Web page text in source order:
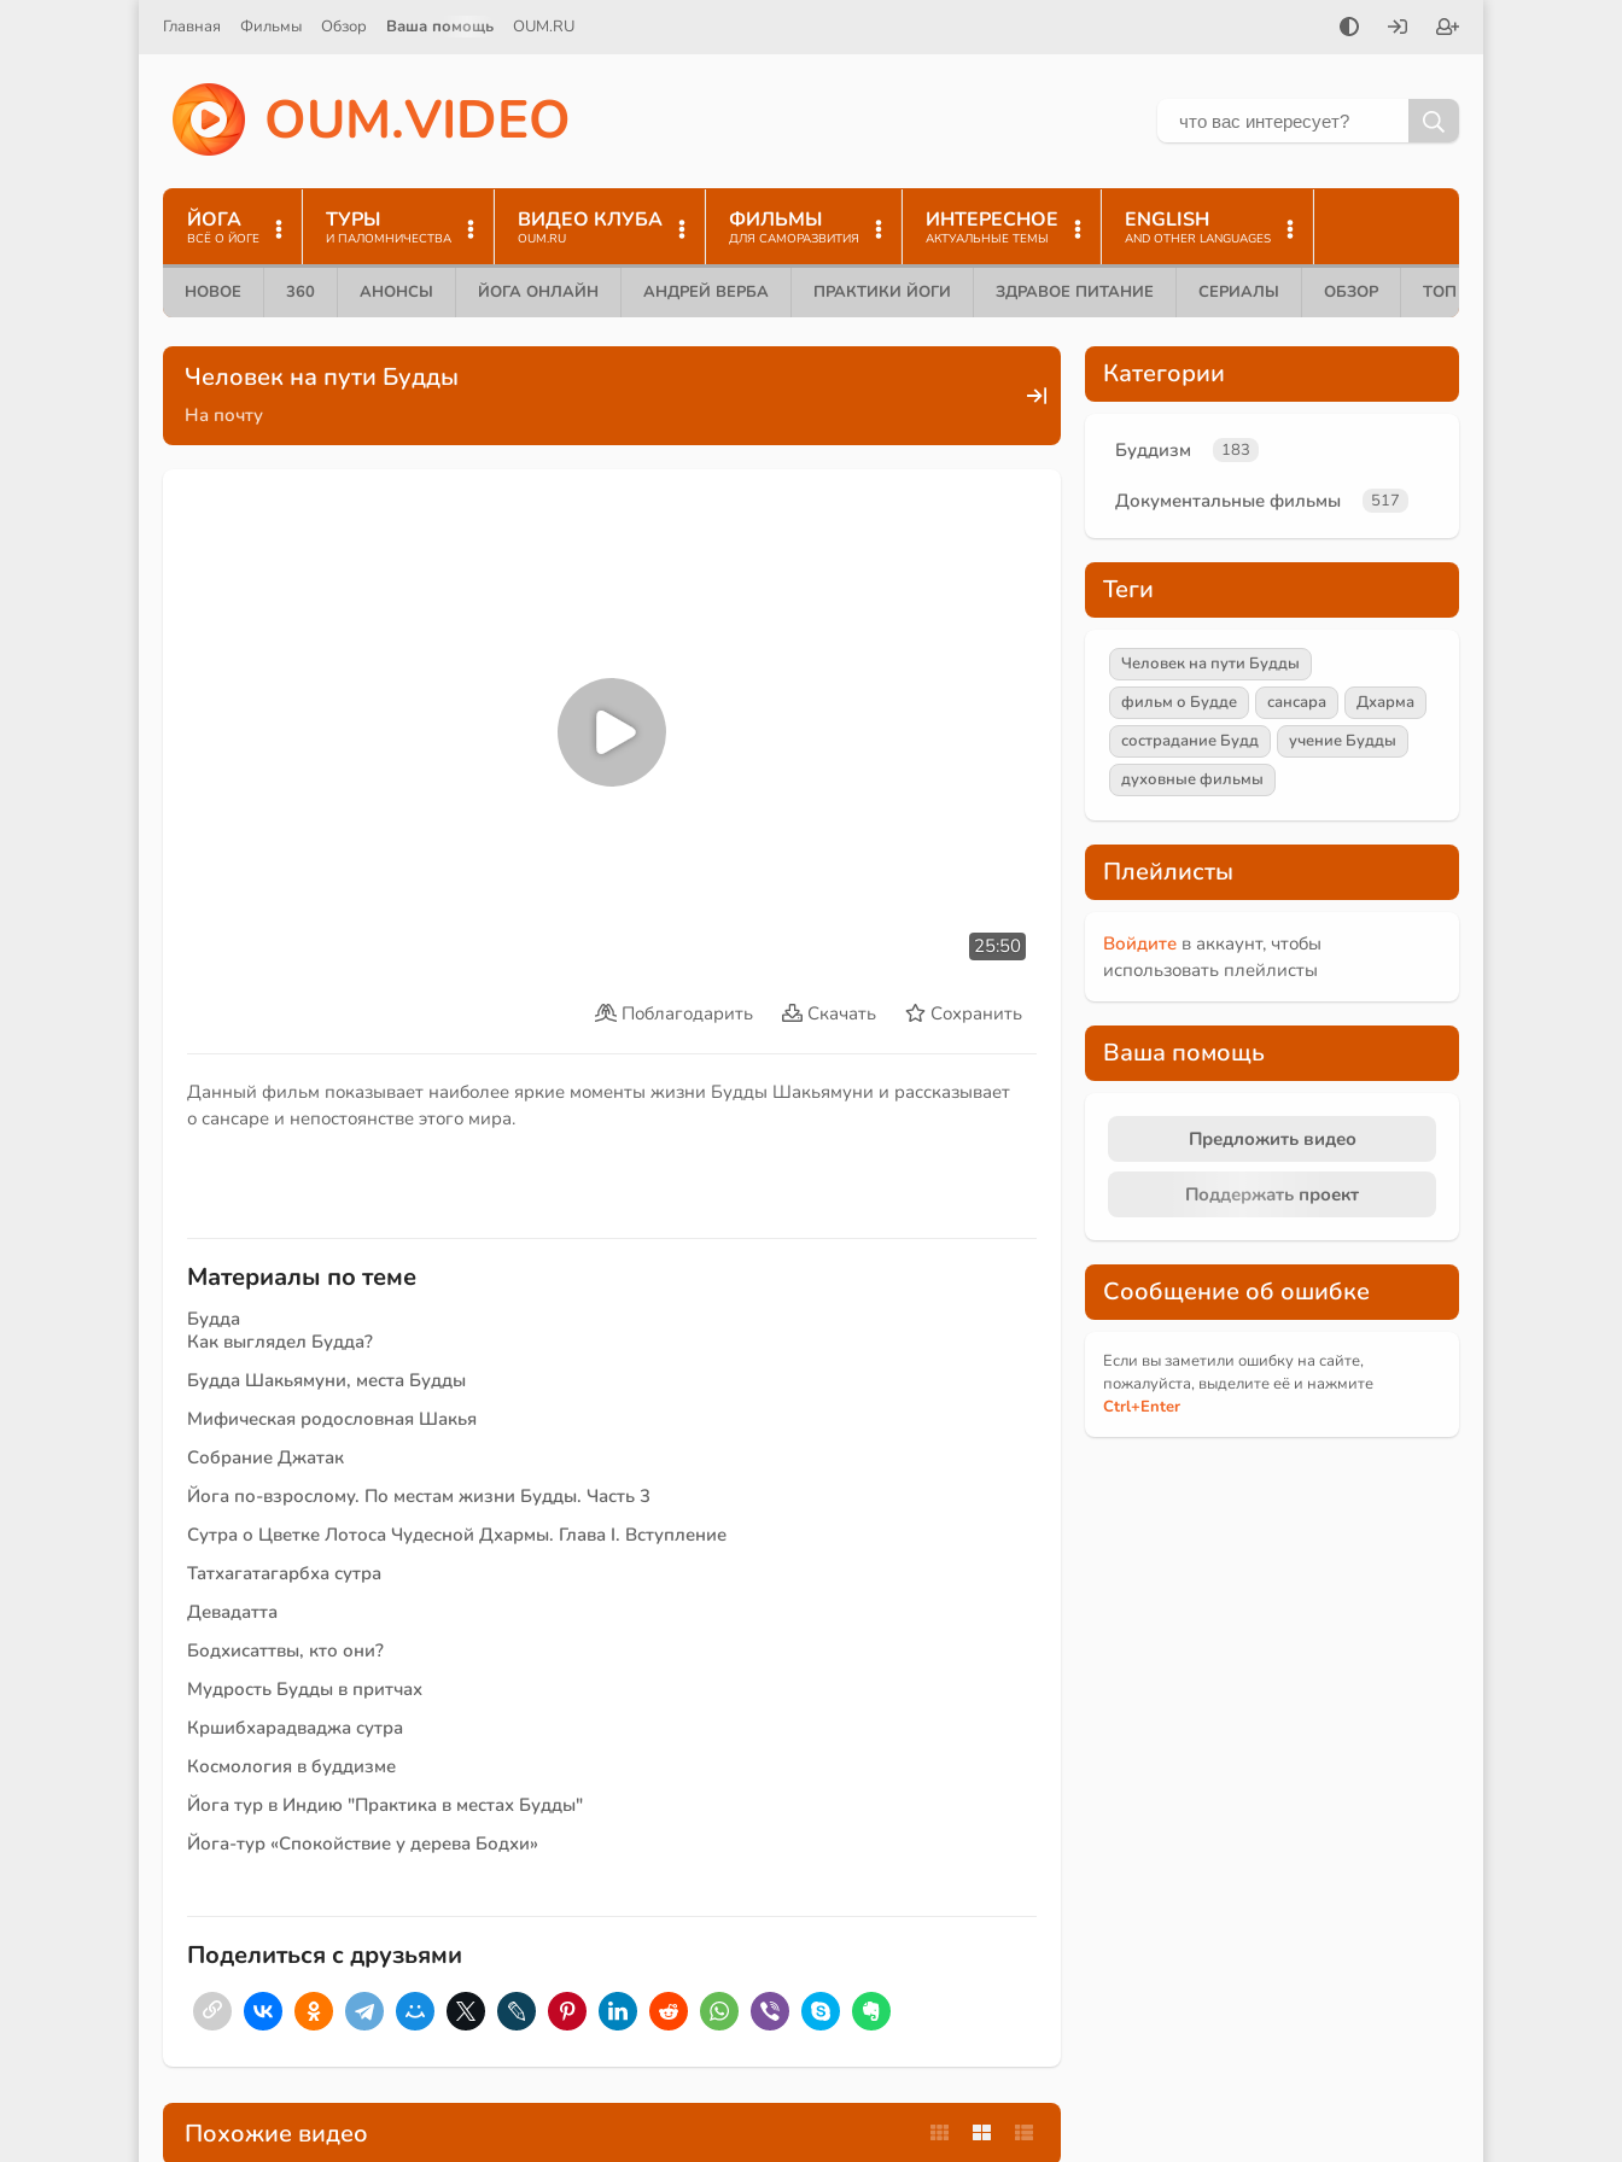
Главная Фильмы Обзор Ваша помощь OUM.RU
OUM.VIDEO
ЙОГА
ВСЁ О ЙОГЕ
ТУРЫ
И ПАЛОМНИЧЕСТВА
ВИДЕО КЛУБА
OUM.RU
ФИЛЬМЫ
ДЛЯ САМОРАЗВИТИЯ
ИНТЕРЕСНОЕ
АКТУАЛЬНЫЕ ТЕМЫ
ENGLISH
AND OTHER LANGUAGES
НОВОЕ 360 АНОНСЫ ЙОГА ОНЛАЙН АНДРЕЙ ВЕРБА ПРАКТИКИ ЙОГИ ЗДРАВОЕ ПИТАНИЕ СЕРИАЛЫ ОБЗОР ТОП 10
Человек на пути Будды
На почту
25:50
Поблагодарить Скачать Сохранить
Данный фильм показывает наиболее яркие моменты жизни Будды Шакьямуни и рассказывает
о сансаре и непостоянстве этого мира.
Материалы по теме
Будда
Как выглядел Будда?
Будда Шакьямуни, места Будды
Мифическая родословная Шакья
Собрание Джатак
Йога по-взрослому. По местам жизни Будды. Часть 3
Сутра о Цветке Лотоса Чудесной Дхармы. Глава I. Вступление
Татхагатагарбха сутра
Девадатта
Бодхисаттвы, кто они?
Мудрость Будды в притчах
Кршибхарадваджа сутра
Космология в буддизме
Йога тур в Индию "Практика в местах Будды"
Йога-тур «Спокойствие у дерева Бодхи»
Поделиться с друзьями
Похожие видео
Категории
Буддизм 183
Документальные фильмы 517
Теги
Человек на пути Будды
фильм о Будде
сансара
Дхарма
сострадание Будд
учение Будды
духовные фильмы
Плейлисты
Войдите в аккаунт, чтобы
использовать плейлисты
Ваша помощь
Предложить видео
Поддержать проект
Сообщение об ошибке
Если вы заметили ошибку на сайте,
пожалуйста, выделите её и нажмите
Ctrl+Enter